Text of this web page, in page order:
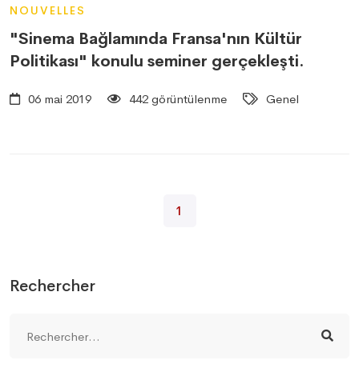
Rechercher
NOUVELLES
"Sinema Bağlamında Fransa'nın Kültür
Politikası" konulu seminer gerçekleşti.
06 mai 2019 442 görüntülenme Genel
1